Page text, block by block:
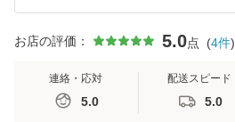
お店の評価： 5.0点 (4件)
連絡・応対
5.0
配送スピード
5.0